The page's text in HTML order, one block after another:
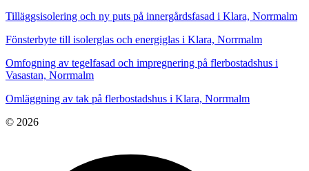
Tilläggsisolering och ny puts på innergårdsfasad i Klara, Norrmalm
Fönsterbyte till isolerglas och energiglas i Klara, Norrmalm
Omfogning av tegelfasad och impregnering på flerbostadshus i
Vasastan, Norrmalm
Omläggning av tak på flerbostadshus i Klara, Norrmalm
© 2026